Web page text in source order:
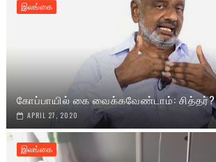
இலங்கை
கோப்பாயில் கை வைக்கவேண்டாம்: சித்தர்?
APRIL 27, 2020
இலங்கை